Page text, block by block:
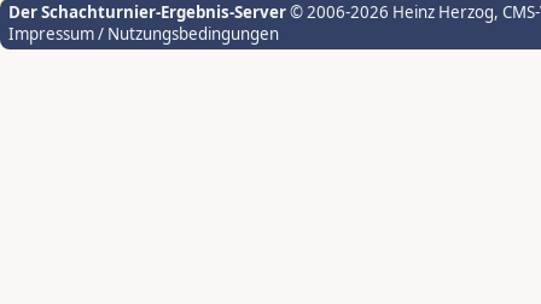
Der Schachturnier-Ergebnis-Server© 2006-2026 Heinz Herzog,
Impressum / Nutzungsbedingungen